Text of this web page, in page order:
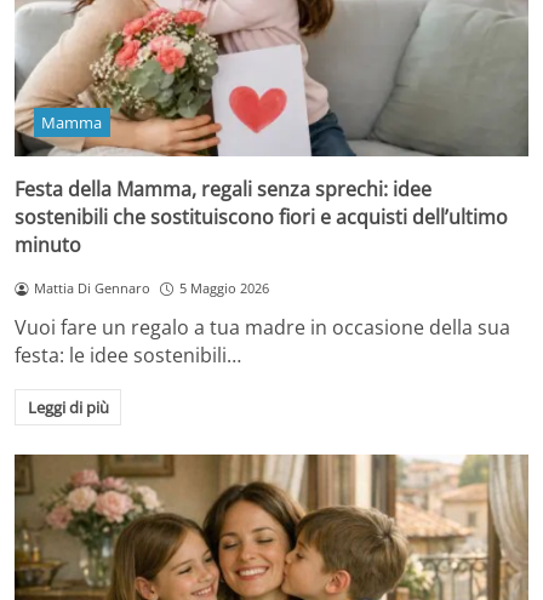
Mamma
Festa della Mamma, regali senza sprechi: idee
sostenibili che sostituiscono fiori e acquisti dell’ultimo
minuto
Mattia Di Gennaro 5 Maggio 2026
Vuoi fare un regalo a tua madre in occasione della sua
festa: le idee sostenibili…
Leggi di più